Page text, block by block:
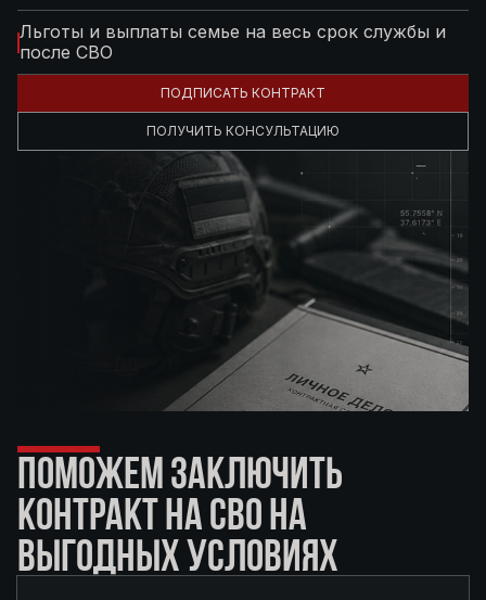
Льготы и выплаты семье на весь срок службы и
после СВО
ПОДПИСАТЬ КОНТРАКТ
ПОЛУЧИТЬ КОНСУЛЬТАЦИЮ
ПОМОЖЕМ ЗАКЛЮЧИТЬ
КОНТРАКТ НА СВО НА
ВЫГОДНЫХ УСЛОВИЯХ